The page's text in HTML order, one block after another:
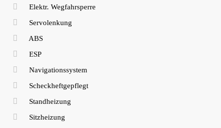
Elektr. Wegfahrsperre
Servolenkung
ABS
ESP
Navigationssystem
Scheckheftgepflegt
Standheizung
Sitzheizung